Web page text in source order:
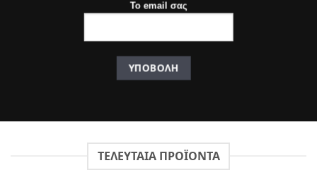
Το email σας
ΤΕΛΕΥΤΑΊΑ ΠΡΟΪΟΝΤΑ